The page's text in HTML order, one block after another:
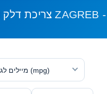
צריכת דלק ועלות נסיעה
מיילים לגלון (mpg)